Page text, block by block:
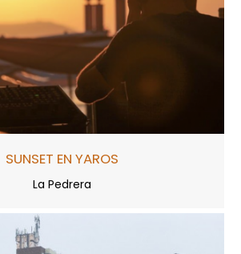
SUNSET EN YAROS
La Pedrera